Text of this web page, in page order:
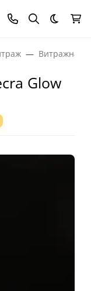
Темная
Витражная
Glow